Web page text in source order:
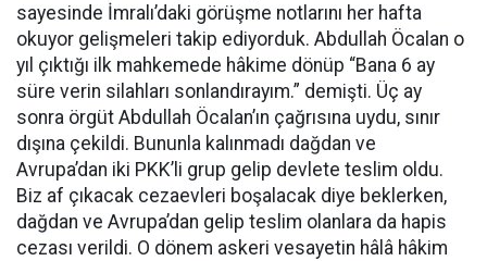
sayesinde İmralı’daki görüşme notlarını her hafta
okuyor gelişmeleri takip ediyorduk. Abdullah Öcalan o
yıl çıktığı ilk mahkemede hâkime dönüp “Bana 6 ay
süre verin silahları sonlandırayım.” demişti. Üç ay
sonra örgüt Abdullah Öcalan’ın çağrısına uydu, sınır
dışına çekildi. Bununla kalınmadı dağdan ve
Avrupa’dan iki PKK’li grup gelip devlete teslim oldu.
Biz af çıkacak cezaevleri boşalacak diye beklerken,
dağdan ve Avrupa’dan gelip teslim olanlara da hapis
cezası verildi. O dönem askeri vesayetin hâlâ hâkim